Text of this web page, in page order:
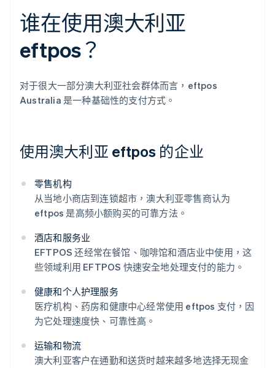
谁在使用澳大利亚
eftpos？
对于很大一部分澳大利亚社会群体而言，eftpos
Australia 是一种基础性的支付方式。
使用澳大利亚 eftpos 的企业
零售机构
从当地小商店到连锁超市，澳大利亚零售商认为
eftpos 是高频小额购买的可靠方法。
酒店和服务业
EFTPOS 还经常在餐馆、咖啡馆和酒店业中使用，这
些领域利用 EFTPOS 快速安全地处理支付的能力。
健康和个人护理服务
医疗机构、药房和健康中心经常使用 eftpos 支付，因
为它处理速度快、可靠性高。
运输和物流
澳大利亚客户在通勤和送货时越来越多地选择无现金